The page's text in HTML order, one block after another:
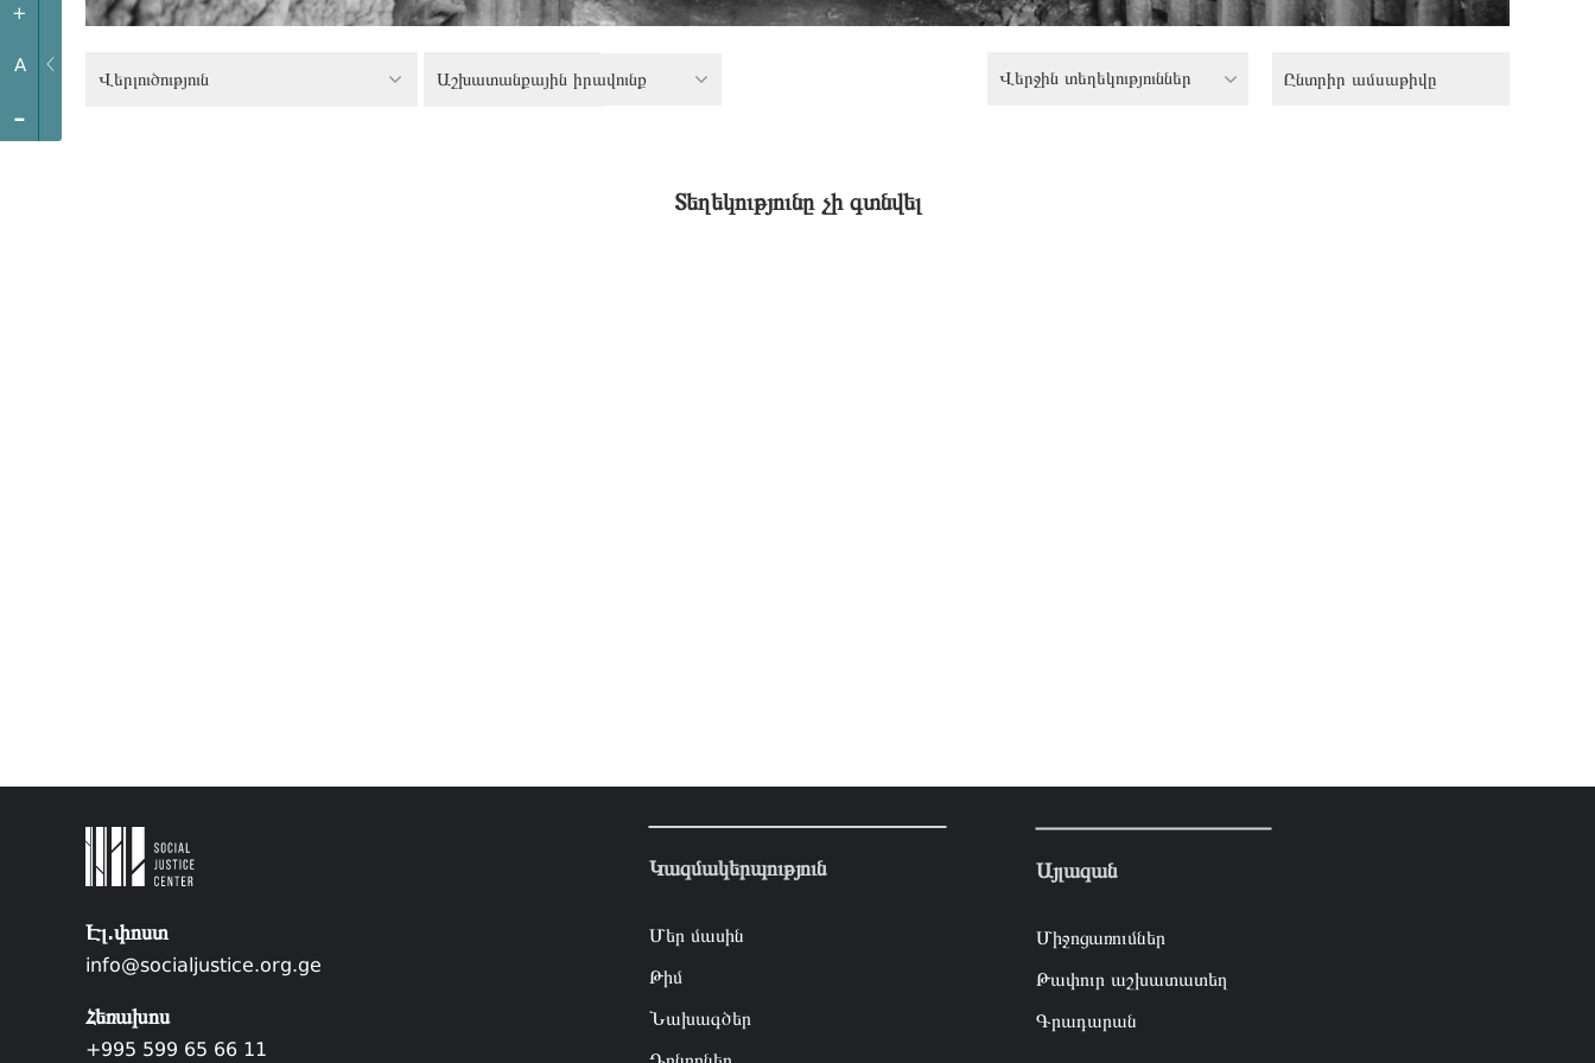
+
A
-
Վերլուծություն Աշխատանքային իրավունք Վերջին տեղեկություններ
Տեղեկությունը չի գտնվել
Էլ.փոստ
info@socialjustice.org.ge
Հեռախոս
+995 599 65 66 11
Կազմակերպություն
Մեր մասին
Թիմ
Նախագծեր
Այլազան
Միջոցառումներ
Թափուր աշխատատեղ
Գրադարան